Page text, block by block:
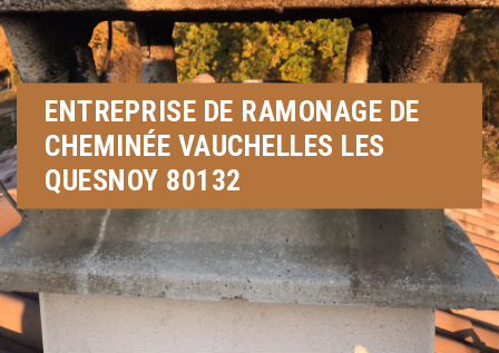
ENTREPRISE DE RAMONAGE DE
CHEMINÉE VAUCHELLES LES
QUESNOY 80132